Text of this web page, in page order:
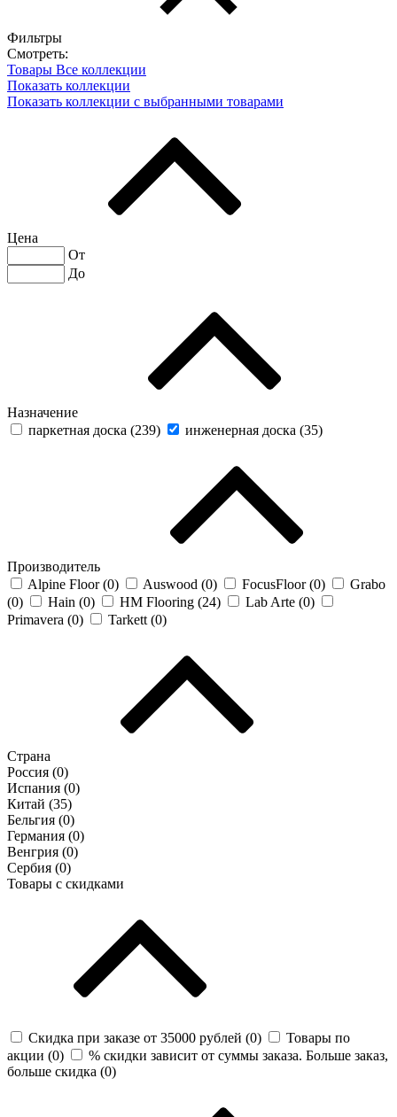
Фильтры
Смотреть:
Товары Все коллекции
Показать коллекции
Показать коллекции с выбранными товарами
Цена
От
До
Назначение
паркетная доска (239) инженерная доска (35)
Производитель
Alpine Floor (0) Auswood (0) FocusFloor (0)
Grabo
(0) Hain (0) HM Flooring (24) Lab Arte (0)
Primavera (0) Tarkett (0)
Страна
Россия (0)
Испания (0)
Китай (35)
Бельгия (0)
Германия (0)
Венгрия (0)
Сербия (0)
Товары с скидками
Скидка при заказе от 35000 рублей (0)
Товары по
акции (0)
% скидки зависит от суммы заказа. Больше заказ,
больше скидка (0)